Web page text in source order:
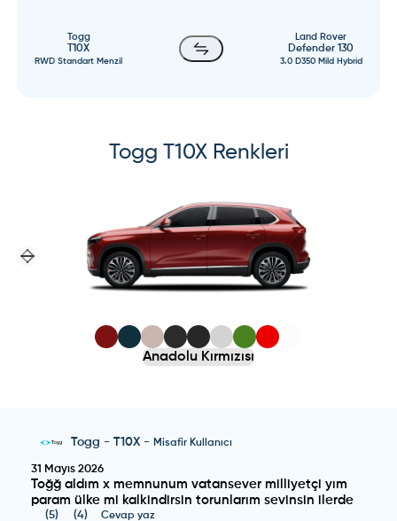
Togg
T10X
RWD Standart Menzil
Land Rover
Defender 130
3.0 D350 Mild Hybrid
Togg T10XRenkleri
Previous slide
Next slide
Anadolu Kırmızısı
Togg -T10X - Misafir Kullanıcı
31 Mayıs 2026
Toğğ aldım x memnunum vatansever milliyetçi yım
param ülke mi kalkindirsin torunlarım sevinsin ilerde
(5) (4) Cevap yaz